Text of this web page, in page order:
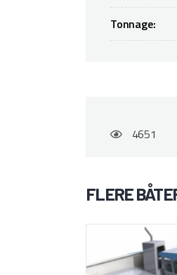
Tonnage:
4651
FLERE